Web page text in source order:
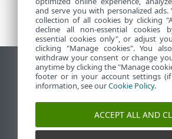
デスクトップサイトの表示
End of Life
ESETナレッジベース
ESETフォーラム
ESET Status Portal
and serve you with personalized
collection of all cookies by clicking
decline all non-essential cookies
essential cookies only", or adjust
clicking "Manage cookies". You
withdraw your consent or change
anytime by clicking the "Manage
footer or in your account settings (if
information, see ourCookie Policy.
ACCEPT ALL AND